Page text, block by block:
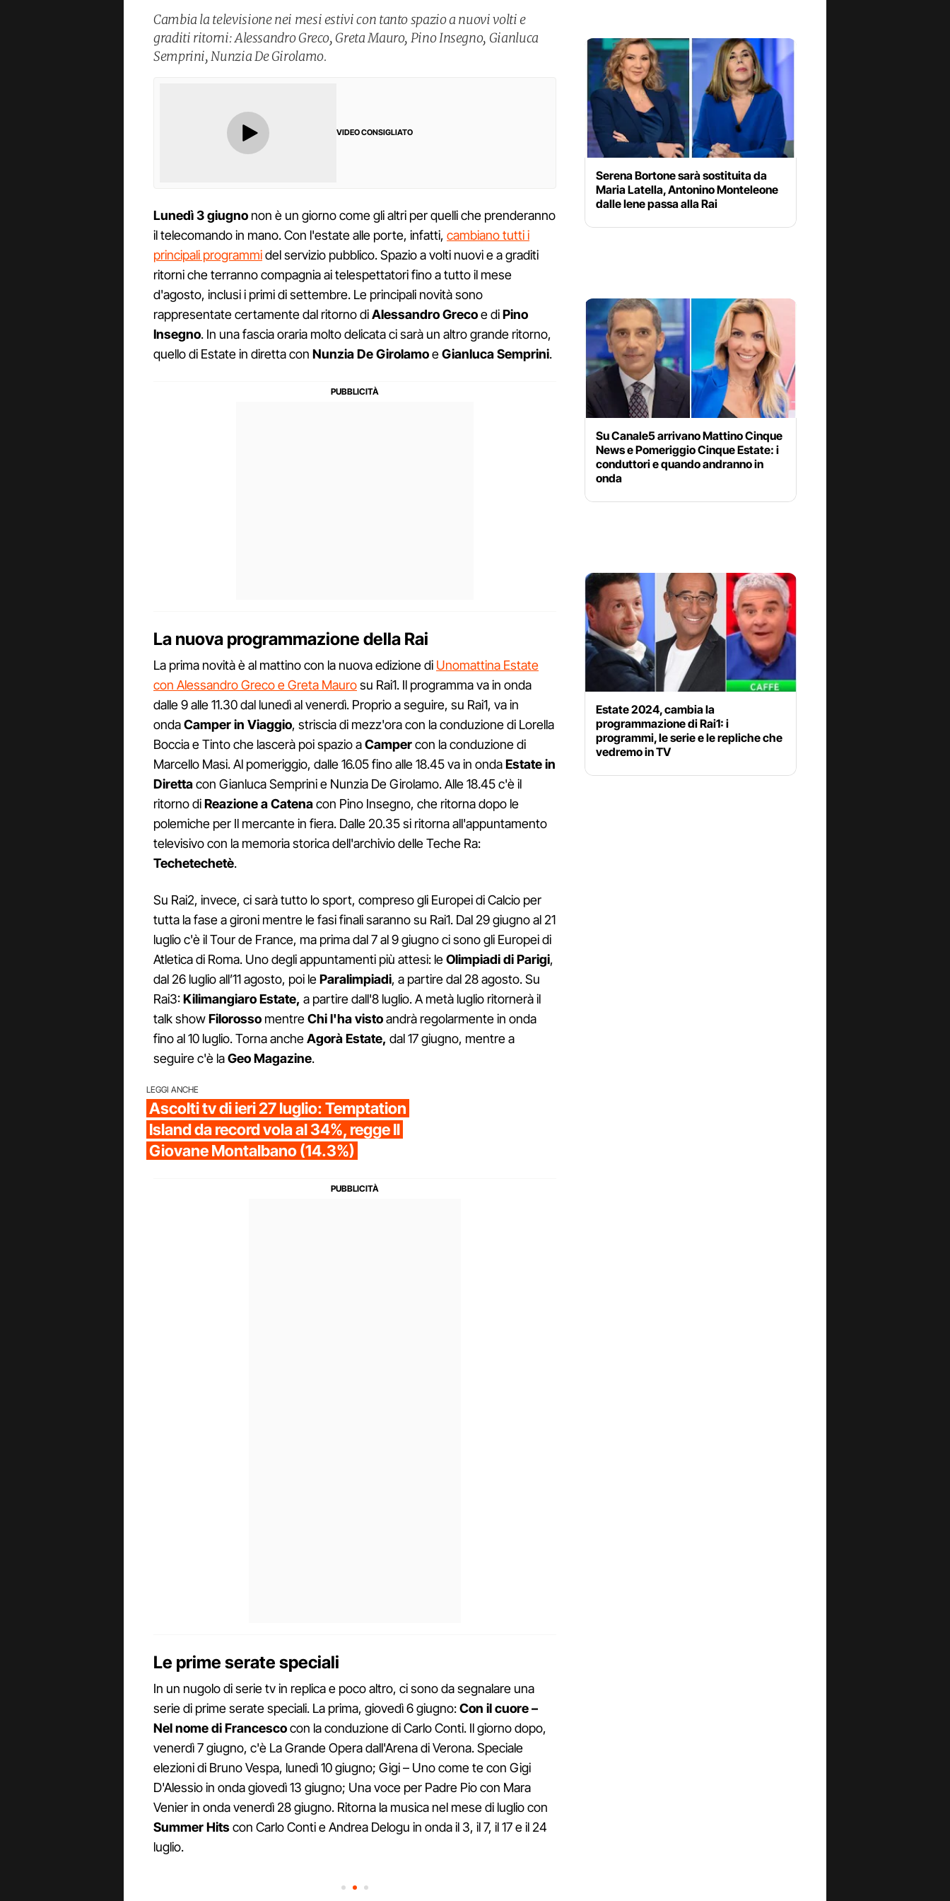
Cambia la televisione nei mesi estivi con tanto spazio a nuovi volti e
graditi ritorni: Alessandro Greco, Greta Mauro, Pino Insegno, Gianluca
Semprini, Nunzia De Girolamo.
VIDEO CONSIGLIATO
Lunedì 3 giugno non è un giorno come gli altri per quelli che prenderanno
il telecomando in mano. Con l'estate alle porte, infatti, cambiano tutti i
principali programmidel servizio pubblico. Spazio a volti nuovi e a graditi
ritorni che terranno compagnia ai telespettatori fino a tutto il mese
d'agosto, inclusi i primi di settembre. Le principali novità sono
rappresentate certamente dal ritorno diAlessandroGrecoe diPino
Insegno. In una fascia oraria molto delicata ci sarà un altro grande ritorno,
quello di Estate in diretta con NunziaDeGirolamoeGianlucaSemprini.
La nuova programmazione della Rai
La prima novità è al mattino con la nuova edizione di Unomattina Estate
con Alessandro Greco e Greta Maurosu Rai1. Il programma va in onda
dalle 9 alle 11.30 dal lunedì al venerdì. Proprio a seguire, su Rai1, va in
ondaCamper in Viaggio, striscia di mezz'ora con la conduzione di Lorella
Boccia e Tinto che lascerà poi spazio aCampercon la conduzione di
Marcello Masi. Al pomeriggio, dalle 16.05 fino alle 18.45 va in ondaEstate in
Direttacon Gianluca Semprini e Nunzia De Girolamo. Alle 18.45 c'è il
ritorno diReazione a Catenacon Pino Insegno, che ritorna dopo le
polemiche per Il mercante in fiera. Dalle 20.35 si ritorna all'appuntamento
televisivo con la memoria storica dell'archivio delle Teche Ra:
Techetechetè.
Su Rai2, invece, ci sarà tutto lo sport, compreso gli Europei di Calcio per
tutta la fase a gironi mentre le fasi finali saranno su Rai1. Dal 29 giugno al 21
luglio c'è il Tour de France, ma prima dal 7 al 9 giugno ci sono gli Europei di
Atletica di Roma. Uno degli appuntamenti più attesi: leOlimpiadi di Parigi,
dal 26 luglio all’11 agosto, poi leParalimpiadi, a partire dal 28 agosto. Su
Rai3:Kilimangiaro Estate, a partire dall'8 luglio. A metà luglio ritornerà il
talk showFilorosso mentreChi l'ha vistoandrà regolarmente in onda
fino al 10 luglio. Torna ancheAgorà Estate, dal 17 giugno, mentre a
seguire c'è laGeo Magazine.
LEGGI ANCHE
Ascolti tv di ieri 27 luglio: Temptation
Island da record vola al 34%, regge Il
Giovane Montalbano (14.3%)
Le prime serate speciali
In un nugolo di serie tv in replica e poco altro, ci sono da segnalare una
serie di prime serate speciali. La prima, giovedì 6 giugno:Con il cuore –
Nel nome di Francescocon la conduzione di Carlo Conti. Il giorno dopo,
venerdì 7 giugno, c'è La Grande Opera dall'Arena di Verona. Speciale
elezioni di Bruno Vespa, lunedì 10 giugno; Gigi – Uno come te con Gigi
D'Alessio in onda giovedì 13 giugno; Una voce per Padre Pio con Mara
Venier in onda venerdì 28 giugno. Ritorna la musica nel mese di luglio con
SummerHitscon Carlo Conti e Andrea Delogu in onda il 3, il 7, il 17 e il 24
luglio.
Serena Bortone sarà sostituita da
Maria Latella, Antonino Monteleone
dalle Iene passa alla Rai
Su Canale5 arrivano Mattino Cinque
News e Pomeriggio Cinque Estate: i
conduttori e quando andranno in
onda
Estate 2024, cambia la
programmazione di Rai1: i
programmi, le serie e le repliche che
vedremo in TV